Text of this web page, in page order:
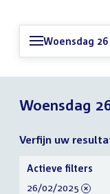
Woensdag
Woensdag
Verfijn uw
Verfijn
uw
resultaten
Actieve filters
verwijder
26/02/2025